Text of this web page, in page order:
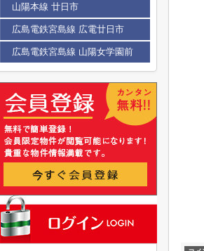
山陽本線 廿日市
広島電鉄宮島線 広電廿日市
広島電鉄宮島線 山陽女学園前